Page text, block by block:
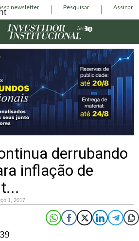
newsletter Pesquisar Assinar
derrubando
inflação de
1, 2017